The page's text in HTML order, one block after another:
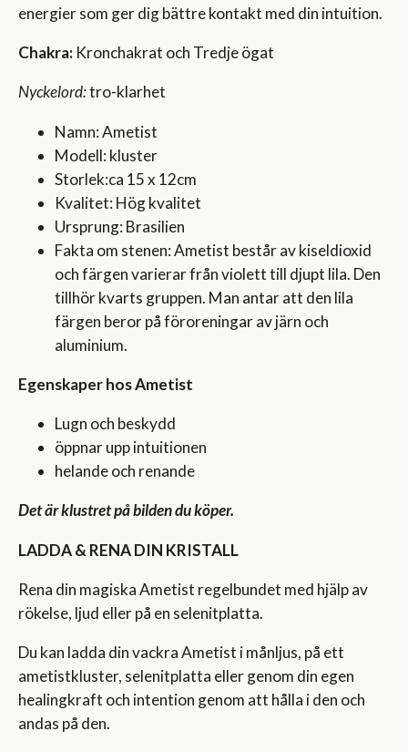
energier som ger dig bättre kontakt med din intuition.
Chakra: Kronchakrat och Tredje ögat
Nyckelord:tro-klarhet
Namn: Ametist
Modell: kluster
Storlek:ca 15 x 12cm
Kvalitet: Hög kvalitet
Ursprung: Brasilien
Fakta om stenen: Ametist består av kiseldioxid
och färgen varierar från violett till djupt lila. Den
tillhör kvarts gruppen. Man antar att den lila
färgen beror på föroreningar av järn och
aluminium.
Egenskaper hos Ametist
Lugn och beskydd
öppnar upp intuitionen
helande och renande
Det är klustret på bilden du köper.
LADDA & RENA DIN KRISTALL
Rena din magiska Ametist regelbundet med hjälp av
rökelse, ljud eller på en selenitplatta.
Du kan ladda din vackra Ametist i månljus, på ett
ametistkluster, selenitplatta eller genom din egen
healingkraft och intention genom att hålla i den och
andas på den.